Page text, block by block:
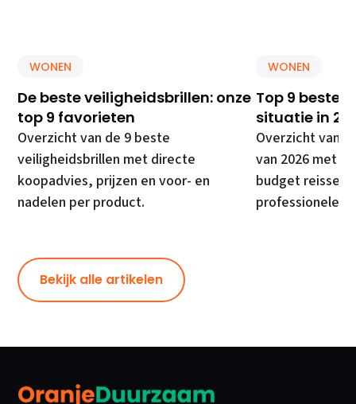
WONEN
De beste veiligheidsbrillen: onze
top 9 favorieten
Overzicht van de 9 beste
veiligheidsbrillen met directe
koopadvies, prijzen en voor- en
nadelen per product.
WONEN
Top 9 beste
situatie in
Overzicht van
van 2026 met
budget
professionele
Bekijk alle artikelen